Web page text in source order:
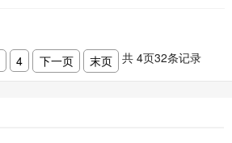
4 下一页 末页 共4页32条记录